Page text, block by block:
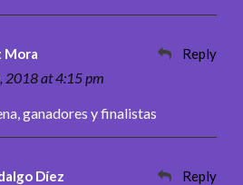
Mora
2018 at 4:15 pm
Reply
ganadores y finalistas
Díez Reply